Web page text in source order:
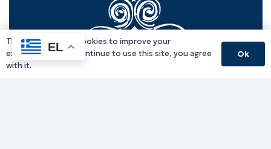
EL
This website uses cookies to improve your
experience. If you continue to use this site, you agree
with it.
Ok